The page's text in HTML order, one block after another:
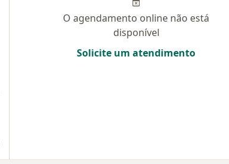
O agendamento online não está
disponível
Solicite um atendimento